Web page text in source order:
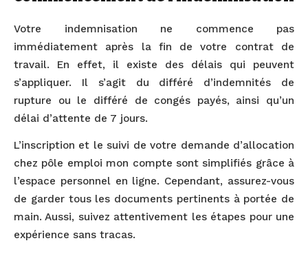
Votre indemnisation ne commence pas
immédiatement après la fin de votre contrat de
travail. En effet, il existe des délais qui peuvent
s’appliquer. Il s’agit du différé d’indemnités de
rupture ou le différé de congés payés, ainsi qu’un
délai d’attente de 7 jours.
L’inscription et le suivi de votre demande d’allocation
chez pôle emploi mon compte sont simplifiés grâce à
l’espace personnel en ligne. Cependant, assurez-vous
de garder tous les documents pertinents à portée de
main. Aussi, suivez attentivement les étapes pour une
expérience sans tracas.